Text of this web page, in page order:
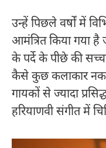
उन्हें पिछले वर्षों में
आमंत्रित किया गया है
के पर्दे के पीछे की
कैसे कुछ कलाकार
गायकों से ज्यादा
हरियाणवी संगीत में